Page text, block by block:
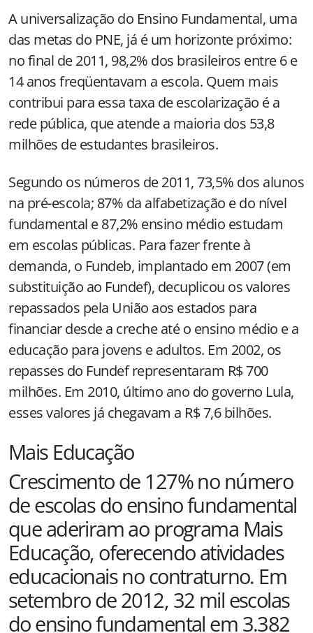
A universalização do Ensino Fundamental, uma
das metas do PNE, já é um horizonte próximo:
no final de 2011, 98,2% dos brasileiros entre 6 e
14 anos freqüentavam a escola. Quem mais
contribui para essa taxa de escolarização é a
rede pública, que atende a maioria dos 53,8
milhões de estudantes brasileiros.
Segundo os números de 2011, 73,5% dos alunos
na pré-escola; 87% da alfabetização e do nível
fundamental e 87,2% ensino médio estudam
em escolas públicas. Para fazer frente à
demanda, o Fundeb, implantado em 2007 (em
substituição ao Fundef), decuplicou os valores
repassados pela União aos estados para
financiar desde a creche até o ensino médio e a
educação para jovens e adultos. Em 2002, os
repasses do Fundef representaram R$ 700
milhões. Em 2010, último ano do governo Lula,
esses valores já chegavam a R$ 7,6 bilhões.
Mais Educação
Crescimento de 127% no número
de escolas do ensino fundamental
que aderiram ao programa Mais
Educação, oferecendo atividades
educacionais no contraturno. Em
setembro de 2012, 32 mil escolas
do ensino fundamental em 3.382